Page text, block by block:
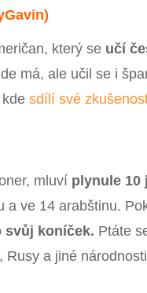
který se učí
má, ale učil se i
kdesdílí své
mluví plynule 10
a ve 14 arabštinu.
svůj koníček. Ptáte
Rusy a jiné